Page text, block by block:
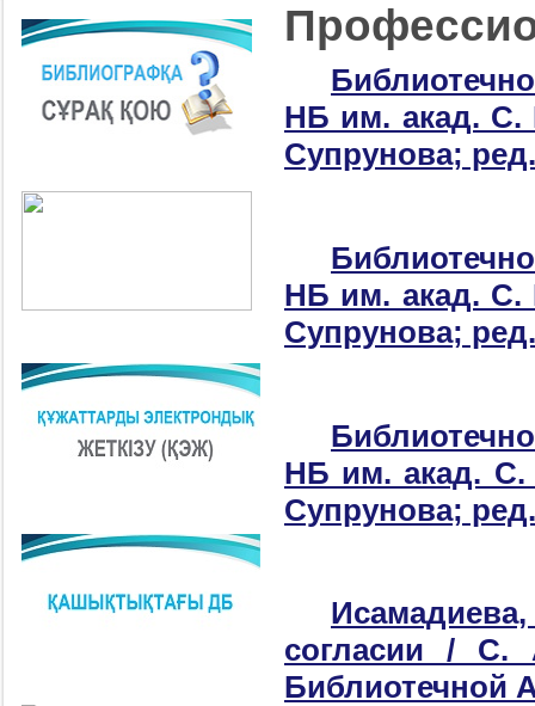
НБ им. акад. С.
Супрунова;
НБ им. акад. С.
Супрунова;
НБ им. акад. С.
Супрунова;
согласии / С.
Библиотечной